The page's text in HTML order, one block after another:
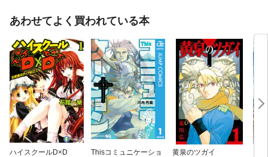
あわせてよく買われている本
ハイスクールD×D
Thisコミュニケーショ
黄泉のツガイ